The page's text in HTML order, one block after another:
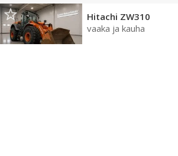
Hitachi ZW310
vaaka ja kauha